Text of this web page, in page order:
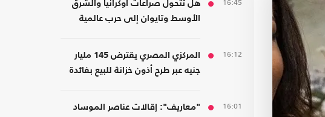
16:45
هل تتحول صراعات أوكرانيا والشرق
الأوسط وتايوان إلى حرب عالمية
16:12
المركزي المصري يقترض 145 مليار
جنيه عبر طرح أذون خزانة للبيع بفائدة
16:01
"معاريف": إقالات عناصر الموساد